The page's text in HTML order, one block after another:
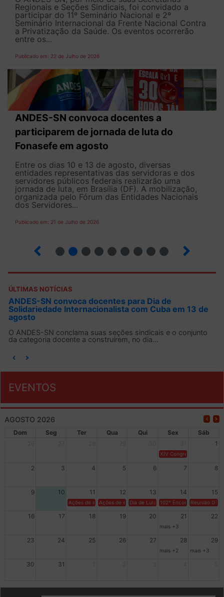
Regionais e Seções Sindicais, foi convidado a
participar do 11º Seminário Nacional e 2º
Seminário Internacional da Frente Nacional Contra
a Privatização da Saúde. Os eventos ocorrerão
entre os...
Publicado em: 22 de Julho de 2026
ANDES-SN convoca docentes a
participarem de jornada de luta do
Fonasefe em agosto
Entre os dias 10 e 13 de agosto, diversas
entidades representativas das servidoras e dos
servidores públicos federais realizarão uma
jornada de luta, em Brasília (DF). A mobilização,
organizada pelo Fórum das Entidades Nacionais
dos Servidores...
Publicado em: 21 de Julho de 2026
ÚLTIMAS NOTÍCIAS
ANDES-SN convoca docentes para Dia de
Solidariedade Internacionalista com Cuba em 13 de
agosto
O ANDES-SN conclama suas seções sindicais e o conjunto
da categoria docente a construírem, no dia...
EVENTOS
AGOSTO 2026
Dom Seg Ter Qua Qui Sex
Sáb
1
XIV Congresso Brasileiro
2 3 4 5 6 7 8
9 10 11 12 13 14 15
Ações de solidariedade a Cuba no Rio Grande do Sul - 100
Ações de solidariedade a Cuba no Rio Grande do
Dia de Luta em Defesa de Cuba e da
102º Encontro da
Reunião
16 17 18 19 20 21 22
mais +3
23 24 25 26 27 28 29
mais +2 mais +3
30 31